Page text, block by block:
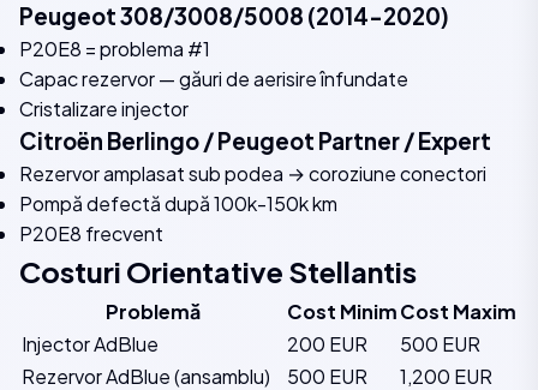
Peugeot 308/3008/5008 (2014-2020)
P20E8 = problema #1
Capac rezervor — găuri de aerisire înfundate
Cristalizare injector
Citroën Berlingo / Peugeot Partner / Expert
Rezervor amplasat sub podea → coroziune conectori
Pompă defectă după 100k-150k km
P20E8 frecvent
Costuri Orientative Stellantis
Problemă Cost MinimCost Maxim
Injector AdBlue
200 EUR
500 EUR
Rezervor AdBlue (ansamblu)
500 EUR
1,200 EUR